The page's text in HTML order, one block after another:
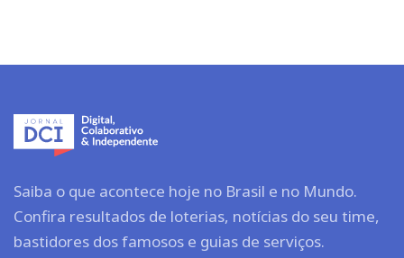
Saiba o que acontece hoje no Brasil e no Mundo.
Confira resultados de loterias, notícias do seu time,
bastidores dos famosos e guias de serviços.